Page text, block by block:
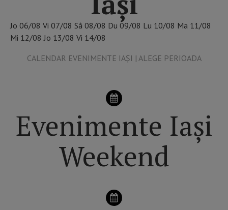
Jo 06/08 Vi 07/08 Sâ 08/08 Du 09/08 Lu 10/08 Ma 11/08
Mi 12/08 Jo 13/08 Vi 14/08
CALENDAR EVENIMENTE IAȘI | ALEGE PERIOADA
Evenimente Iași
Weekend